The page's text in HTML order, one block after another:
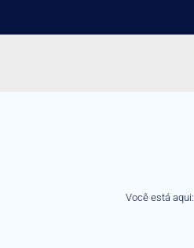
Você está aqui: